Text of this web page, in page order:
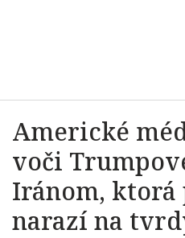
Americké
voči
Iránom, ktorá
narazí na